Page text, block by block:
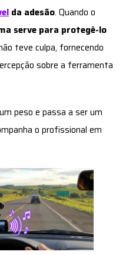
da adesão. Quando o
serve para protegê-lo
teve culpa, fornecendo
sobre a ferramenta
peso e passa a ser um
o profissional em